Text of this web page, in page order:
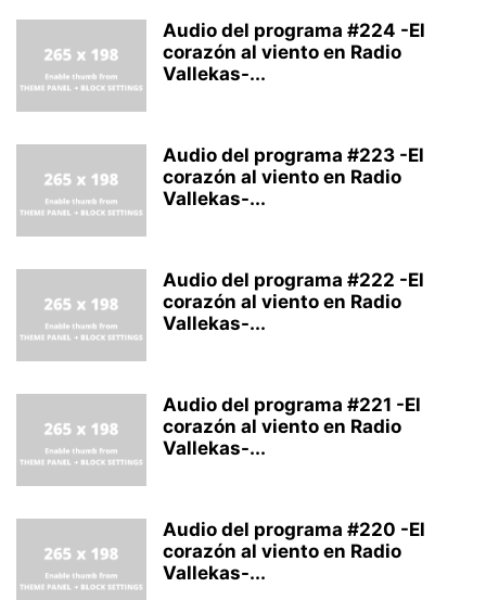
Audio del programa #224 -El
corazón al viento en Radio
Vallekas-...
Audio del programa #223 -El
corazón al viento en Radio
Vallekas-...
Audio del programa #222 -El
corazón al viento en Radio
Vallekas-...
Audio del programa #221 -El
corazón al viento en Radio
Vallekas-...
Audio del programa #220 -El
corazón al viento en Radio
Vallekas-...